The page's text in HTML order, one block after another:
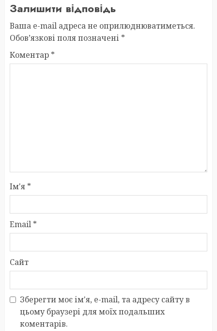
Залишити відповідь
Ваша e-mail адреса не оприлюднюватиметься.
Обов’язкові поля позначені *
Коментар *
Ім'я *
Email *
Сайт
Зберегти моє ім'я, e-mail, та адресу сайту в
цьому браузері для моїх подальших
коментарів.